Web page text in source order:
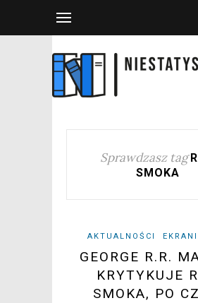
Sprawdzasz tag
SMOKA
AKTUALNOŚCI
GEORGE R.R.
KRYTYKUJE
SMOKA, PO